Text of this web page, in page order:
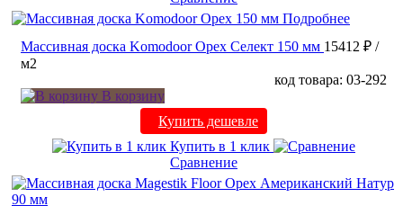
Подробнее
Массивная доска Komodoor Орех Селект 150 мм 15412 ₽ /
м2
код товара: 03-292
В корзину
Купить дешевле
Купить в 1 клик
Сравнение